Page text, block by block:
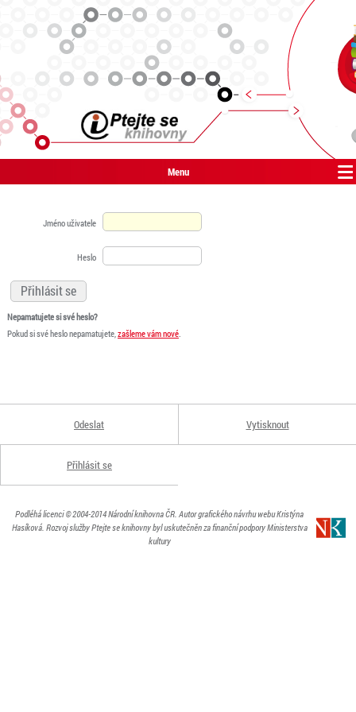
Menu
Jméno uživatele
Heslo
Nepamatujete si své heslo?
Pokud si své heslo nepamatujete,zašleme vám nové.
Odeslat Vytisknout
Přihlásit se
Podléhá licenci© 2004-2014Národní knihovna ČR. Autor grafického návrhu webu Kristýna
Hasíková. Rozvoj služby Ptejte se knihovny byl uskutečněn za finanční podpory Ministerstva
kultury